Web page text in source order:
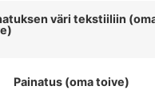
väri tekstiiliin
Painatus (oma toive)